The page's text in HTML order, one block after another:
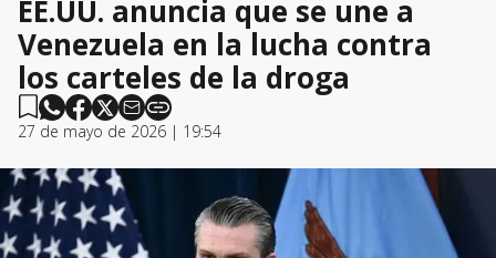
EE.UU. anuncia que se une a
Venezuela en la lucha contra
los carteles de la droga
27 de mayo de 2026 | 19:54